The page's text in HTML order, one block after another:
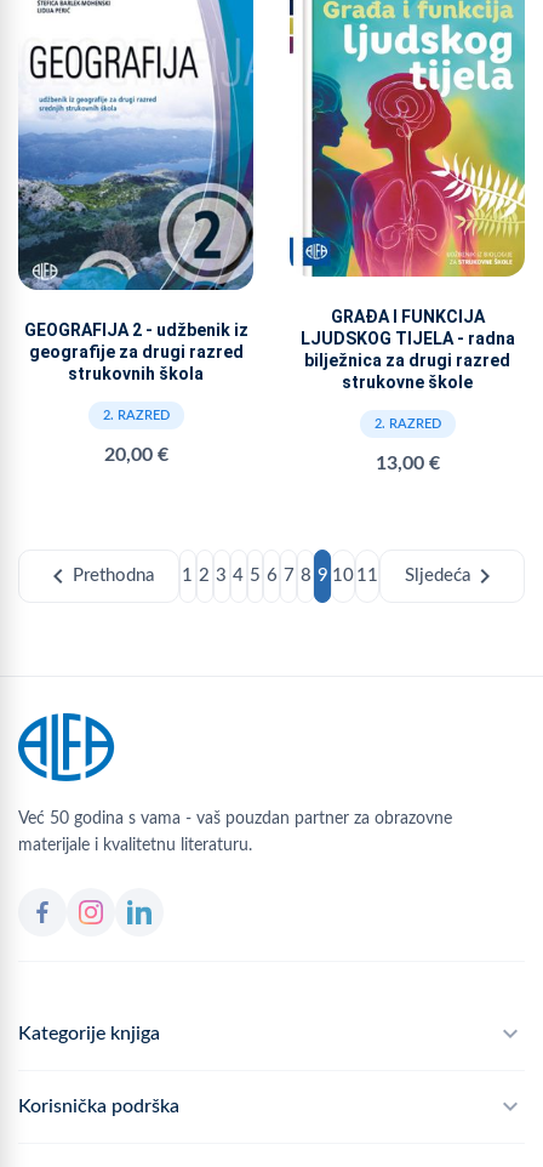
GEOGRAFIJA 2 - udžbenik iz
geografije za drugi razred
strukovnih škola
2. RAZRED
20,00 €
GRAĐA I FUNKCIJA
LJUDSKOG TIJELA - radna
bilježnica za drugi razred
strukovne škole
2. RAZRED
13,00 €
chevron_left Prethodna 1 2 3 4 5 6 7 8 9 10 11 Sljedeća chevron_right
Već 50 godina s vama - vaš pouzdan partner za obrazovne
materijale i kvalitetnu literaturu.
Kategorije knjiga
Školski program
Korisnička podrška